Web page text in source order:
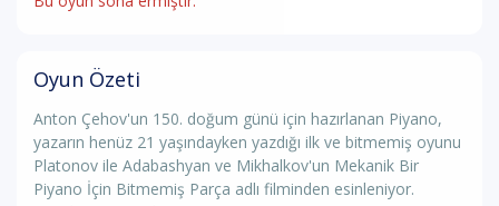
Oyun Özeti
Anton Çehov'un 150. doğum günü için hazırlanan Piyano,
yazarın henüz 21 yaşındayken yazdığı ilk ve bitmemiş oyunu
Platonov ile Adabashyan ve Mikhalkov'un Mekanik Bir
Piyano İçin Bitmemiş Parça adlı filminden esinleniyor.